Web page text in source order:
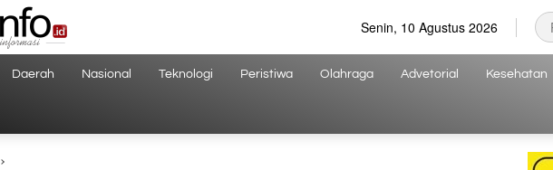
Senin, 10 Agustus 2026
Daerah Nasional Teknologi Peristiwa Olahraga Advetorial Kesehatan